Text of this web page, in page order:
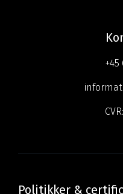
+45
CVR:
Politikker &